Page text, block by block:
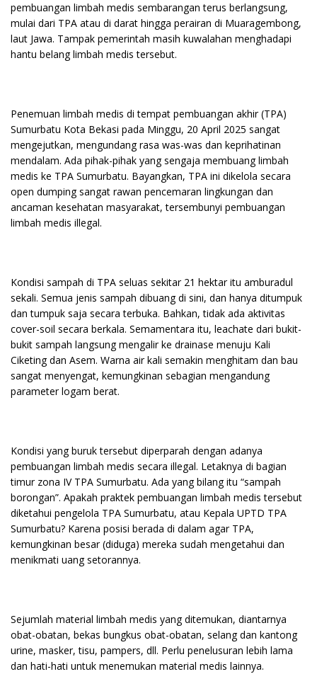
pembuangan limbah medis sembarangan terus berlangsung,
mulai dari TPA atau di darat hingga perairan di Muaragembong,
laut Jawa. Tampak pemerintah masih kuwalahan menghadapi
hantu belang limbah medis tersebut.
Penemuan limbah medis di tempat pembuangan akhir (TPA)
Sumurbatu Kota Bekasi pada Minggu, 20 April 2025 sangat
mengejutkan, mengundang rasa was-was dan keprihatinan
mendalam. Ada pihak-pihak yang sengaja membuang limbah
medis ke TPA Sumurbatu. Bayangkan, TPA ini dikelola secara
open dumping sangat rawan pencemaran lingkungan dan
ancaman kesehatan masyarakat, tersembunyi pembuangan
limbah medis illegal.
Kondisi sampah di TPA seluas sekitar 21 hektar itu amburadul
sekali. Semua jenis sampah dibuang di sini, dan hanya ditumpuk
dan tumpuk saja secara terbuka. Bahkan, tidak ada aktivitas
cover-soil secara berkala. Semamentara itu, leachate dari bukit-
bukit sampah langsung mengalir ke drainase menuju Kali
Ciketing dan Asem. Warna air kali semakin menghitam dan bau
sangat menyengat, kemungkinan sebagian mengandung
parameter logam berat.
Kondisi yang buruk tersebut diperparah dengan adanya
pembuangan limbah medis secara illegal. Letaknya di bagian
timur zona IV TPA Sumurbatu. Ada yang bilang itu “sampah
borongan”. Apakah praktek pembuangan limbah medis tersebut
diketahui pengelola TPA Sumurbatu, atau Kepala UPTD TPA
Sumurbatu? Karena posisi berada di dalam agar TPA,
kemungkinan besar (diduga) mereka sudah mengetahui dan
menikmati uang setorannya.
Sejumlah material limbah medis yang ditemukan, diantarnya
obat-obatan, bekas bungkus obat-obatan, selang dan kantong
urine, masker, tisu, pampers, dll. Perlu penelusuran lebih lama
dan hati-hati untuk menemukan material medis lainnya.